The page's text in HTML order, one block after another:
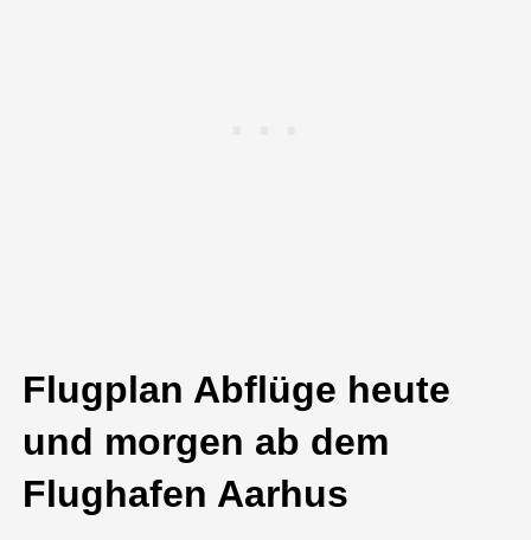
Flugplan Abflüge heute
und morgen ab dem
Flughafen Aarhus